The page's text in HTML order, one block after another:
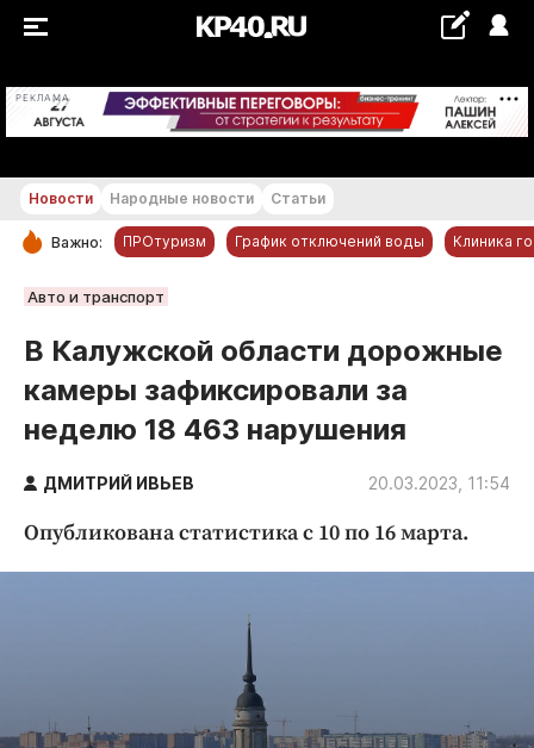
РЕКЛАМА +22...+23 °С
РУБРИКИ
Новости компаний
Статьи
Народные новости
Авто и транспорт
Недвижимость и ЖКХ
Погода
Новости Народные новости Статьи
Важно: ПРОтуризм График отключений воды Клиника
Авто и транспорт
В Калужской области дорожные
камеры зафиксировали за
неделю 18 463 нарушения
ДМИТРИЙ ИВЬЕВ 20.03.2023, 11:54
Опубликована статистика с 10 по 16 марта.